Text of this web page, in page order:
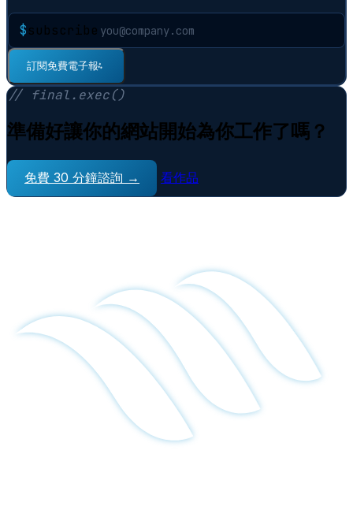
$subscribe
訂閱免費電子報⠋
// final.exec()
準備好讓你的網站開始為你工作了嗎？
免費 30 分鐘諮詢 → 看作品